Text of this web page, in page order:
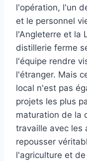
l'opération, l'un
et le personnel
l'Angleterre et la
distillerie ferme
l'équipe rendre
l'étranger. Mais
local n'est pas
projets les plus
maturation de la
travaille avec les
repousser
l'agriculture et